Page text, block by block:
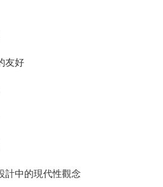
友好
計中的現代性觀念